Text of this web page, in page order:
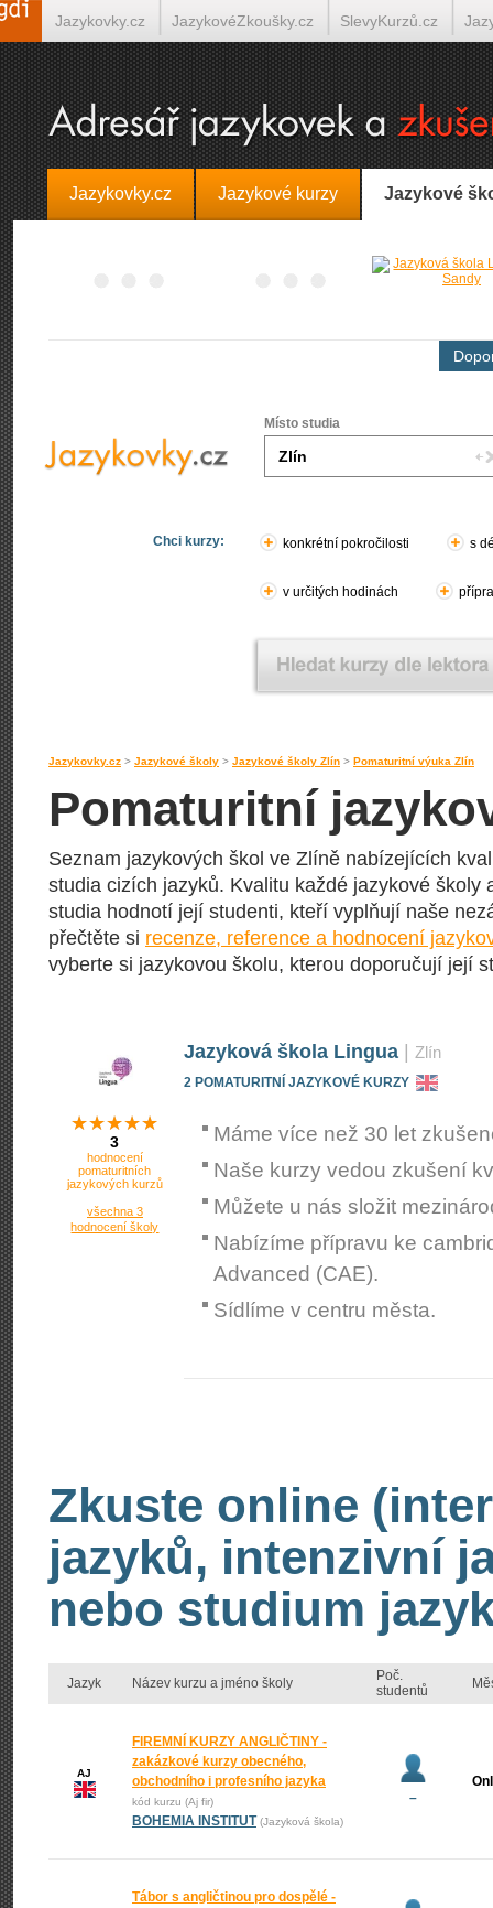
Jazykovky.cz Jazykové kurzy Jazykové
Místo studia
Chci kurzy: konkrétní pokročilosti s
v určitých hodinách
Jazykovky.cz > Jazykové školy > Jazykové školy Zlín > Pomaturitní výuka Zlín
Pomaturitní
Seznam jazykových škol ve Zlíně nabízejících
studia cizích jazyků. Kvalitu každé jazykové školy
studia hodnotí její studenti, kteří vyplňují naše
přečtěte si recenze, reference a hodnocení
vyberte si jazykovou školu, kterou doporučují její
Jazyková škola Lingua Zlín
2 POMATURITNÍ JAZYKOVÉ KURZY
3
hodnocení
pomaturitních
jazykových kurzů
všechna 3
hodnocení školy
Máme více než 30 let
Naše kurzy vedou zkušení
Můžete u nás složit
Nabízíme přípravu ke
Advanced (CAE).
Sídlíme v centru města.
Zkuste online
jazyků, intenzivní
nebo studium
Jazyk Název kurzu a jméno školy
Poč.
studentů
AJ
FIREMNÍ KURZY ANGLIČTINY -
zakázkové kurzy obecného,
obchodního i profesního jazyka
kód kurzu (Aj fir)
BOHEMIA INSTITUT (Jazyková škola)
–
Tábor s angličtinou pro dospělé -
Jazykovky.cz JazykovéZkoušky.cz SlevyKurzů.cz
Španělština on-line Italština on-line Tlumočení-